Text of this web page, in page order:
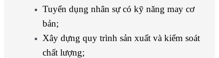
Tuyển dụng nhân sự có kỹ năng may cơ
bản;
Xây dựng quy trình sản xuất và kiểm soát
chất lượng;